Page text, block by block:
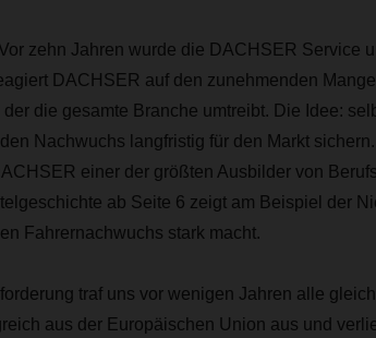
zehn Jahren wurde die DACHSER Service
DACHSER auf den zunehmenden
die gesamte Branche umtreibt. Die Idee:
Nachwuchs langfristig für den Markt
einer der größten Ausbilder von
ab Seite 6 zeigt am Beispiel der
Fahrernachwuchs stark macht.
traf uns vor wenigen Jahren alle
aus der Europäischen Union aus und